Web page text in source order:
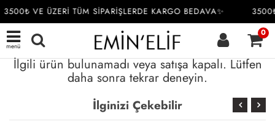
3500₺ VE ÜZERİ TÜM SİPARİŞLERDE KARGO BEDAVA✨
menü
0
İlgili ürün bulunamadı veya satışa kapalı. Lütfen
daha sonra tekrar deneyin.
İlginizi Çekebilir